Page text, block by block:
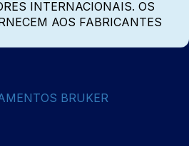
INTERNACIONAIS. OS
AOS FABRICANTES